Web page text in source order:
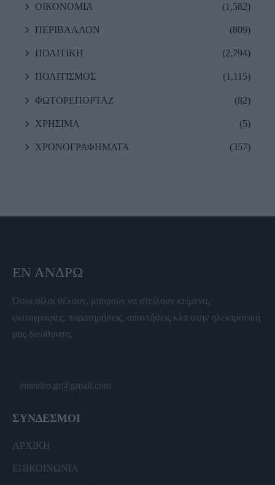
ΟΙΚΟΝΟΜΙΑ (1,582)
ΠΕΡΙΒΑΛΛΟΝ (809)
ΠΟΛΙΤΙΚΗ (2,794)
ΠΟΛΙΤΙΣΜΟΣ (1,115)
ΦΩΤΟΡΕΠΟΡΤΑΖ (82)
ΧΡΗΣΙΜΑ (5)
ΧΡΟΝΟΓΡΑΦΗΜΑΤΑ (357)
ΕΝ ΆΝΔΡΩ
Όσοι φίλοι θέλουν, μπορούν να στείλουν κείμενα,
φωτογραφίες, παρατηρήσεις, απαντήσεις κλπ στην ηλεκτρονική
μας διεύθυνση.
enandro.gr@gmail.com
ΣΥΝΔΕΣΜΟΙ
ΑΡΧΙΚΗ
ΕΠΙΚΟΙΝΩΝΙΑ